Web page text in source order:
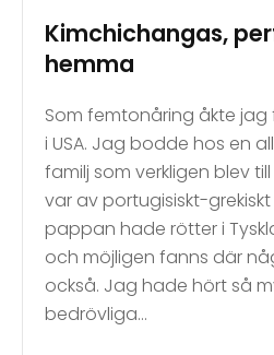
Kimchichangas,
hemma
Som femtonåring åkte
i USA. Jag bodde hos en
familj som verkligen blev
var av portugisiskt-
pappan hade rötter i
och möjligen fanns där
också. Jag hade hört så
bedrövliga…